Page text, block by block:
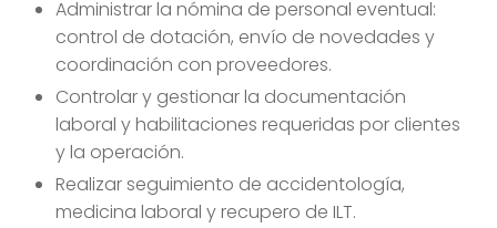
Administrar la nómina de personal eventual:
control de dotación, envío de novedades y
coordinación con proveedores.
Controlar y gestionar la documentación
laboral y habilitaciones requeridas por clientes
y la operación.
Realizar seguimiento de accidentología,
medicina laboral y recupero de ILT.